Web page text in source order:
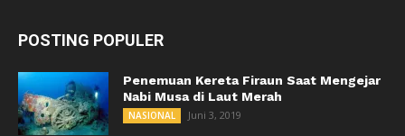
POSTING POPULER
Penemuan Kereta Firaun Saat Mengejar
Nabi Musa di Laut Merah
NASIONAL Juni 3, 2019